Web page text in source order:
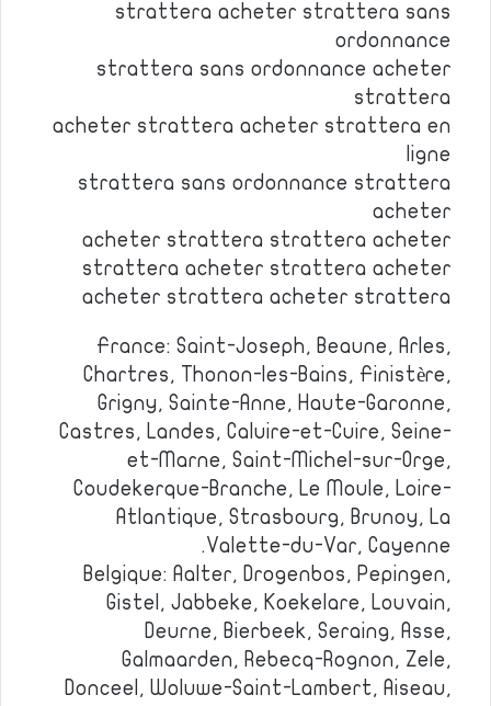
strattera acheter strattera sans
ordonnance
strattera sans ordonnance acheter
strattera
acheter strattera acheter strattera en
ligne
strattera sans ordonnance strattera
acheter
acheter strattera strattera acheter
strattera acheter strattera acheter
acheter strattera acheter strattera
France: Saint-Joseph, Beaune, Arles,
Chartres, Thonon-les-Bains, Finistère,
Grigny, Sainte-Anne, Haute-Garonne,
Castres, Landes, Caluire-et-Cuire, Seine-
et-Marne, Saint-Michel-sur-Orge,
Coudekerque-Branche, Le Moule, Loire-
Atlantique, Strasbourg, Brunoy, La
Valette-du-Var, Cayenne.
Belgique: Aalter, Drogenbos, Pepingen,
Gistel, Jabbeke, Koekelare, Louvain,
Deurne, Bierbeek, Seraing, Asse,
Galmaarden, Rebecq-Rognon, Zele,
Donceel, Woluwe-Saint-Lambert, Aiseau,